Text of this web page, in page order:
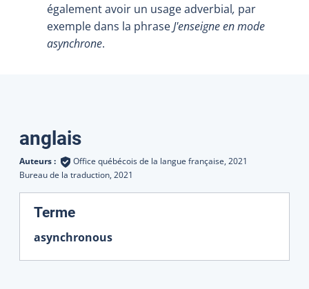
également avoir un usage adverbial, par
exemple dans la phraseJ'enseigne en mode
asynchrone.
Traductions
anglais
Auteurs : Office québécois de la langue française, 2021
Bureau de la traduction, 2021
Terme:
asynchronous